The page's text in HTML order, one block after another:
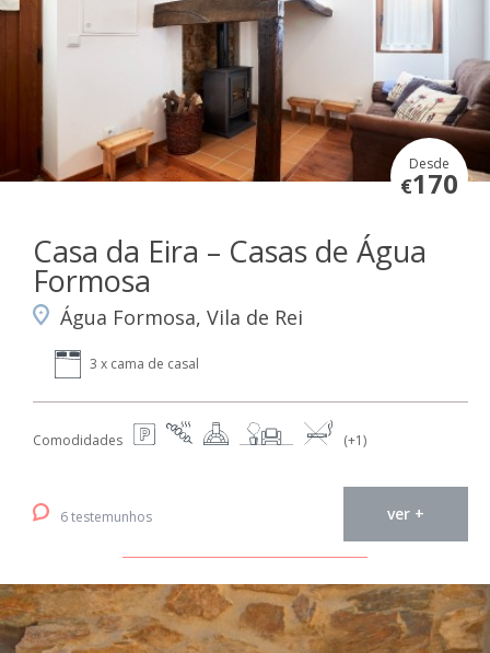
Desde
€170
Casa da Eira – Casas de Água
Formosa
Água Formosa, Vila de Rei
3 x cama de casal
Comodidades (+1)
6 testemunhos ver +